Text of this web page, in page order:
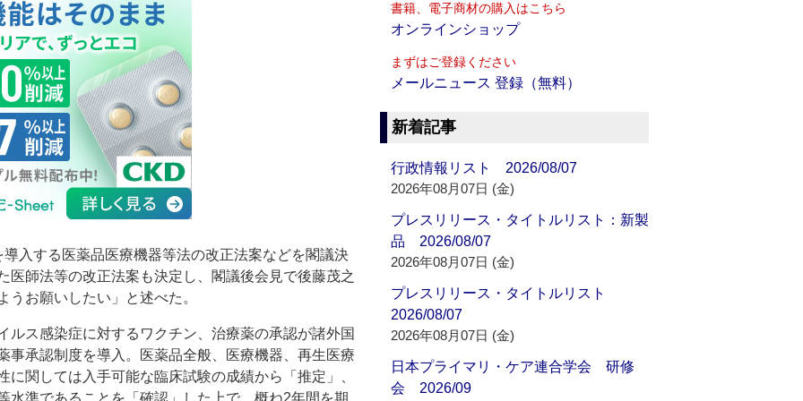
入する医薬品医療機器等法の改正法案などを閣議決
医師法等の改正法案も決定し、閣議後会見で後藤茂之
お願いしたい」と述べた。
ス感染症に対するワクチン、治療薬の承認が諸外国
事承認制度を導入。医薬品全般、医療機器、再生医療
関しては入手可能な臨床試験の成績から「推定」、
水準であることを「確認」した上で、概ね2年間を期
書籍、電子商材の購入はこちら
オンラインショップ
まずはご登録ください
メールニュース 登録（無料）
新着記事
行政情報リスト 2026/08/07
2026年08月07日 (金)
プレスリリース・タイトルリスト：新製
品 2026/08/07
2026年08月07日 (金)
プレスリリース・タイトルリスト
2026/08/07
2026年08月07日 (金)
日本プライマリ・ケア連合学会 研修
会 2026/09